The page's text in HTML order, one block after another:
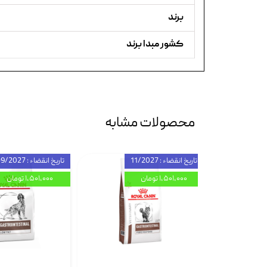
برند
کشور مبدا برند
محصولات مشابه
تاریخ انقضاء : 09/2027
۱,۵۰۱,۰۰۰ تومان
تاریخ انقضاء : 11/2027
۱,۵۰۱,۰۰۰ تومان